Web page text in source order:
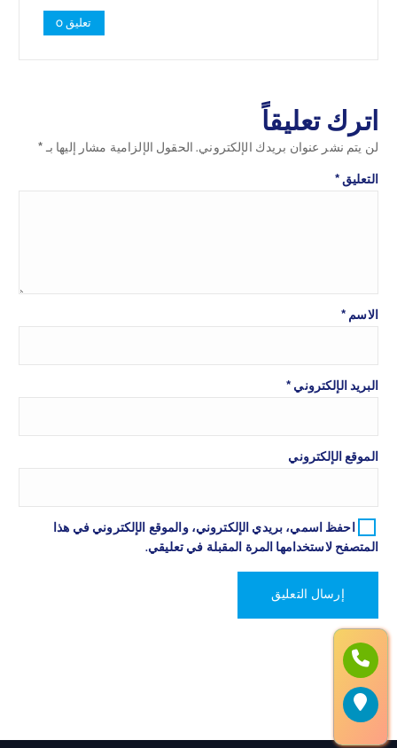
تعليق 0
اترك تعليقاً
لن يتم نشر عنوان بريدك الإلكتروني.الحقول الإلزامية مشار إليها بـ*
التعليق*
الاسم*
البريد الإلكتروني*
الموقع الإلكتروني
احفظ اسمي، بريدي الإلكتروني، والموقع الإلكتروني في هذا
المتصفح لاستخدامها المرة المقبلة في تعليقي.